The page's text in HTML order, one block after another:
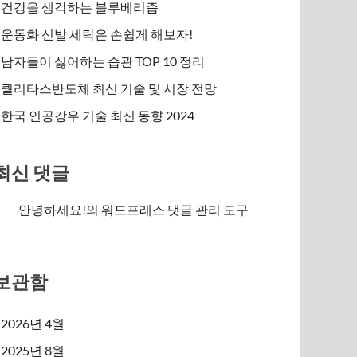
건강을 생각하는 블루베리즙
운동화 신발 세탁은 손쉽게 해보자!
남자들이 싫어하는 습관 TOP 10 정리
퀄리타스반도체 최신 기술 및 시장 전망
한국 인공강우 기술 최신 동향 2024
신 댓글
안녕하세요!의워드프레스 댓글 관리 도구
관함
2026년 4월
2025년 8월